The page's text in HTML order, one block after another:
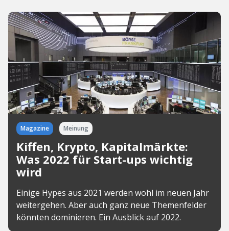
Magazine Meinung
Kiffen, Krypto, Kapitalmärkte:
Was 2022 für Start-ups wichtig
wird
Einige Hypes aus 2021 werden wohl im neuen Jahr
weitergehen. Aber auch ganz neue Themenfelder
könnten dominieren. Ein Ausblick auf 2022.